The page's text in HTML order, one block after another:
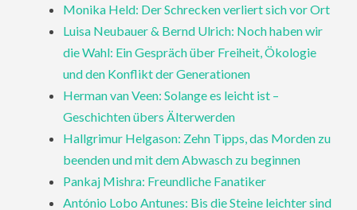
Monika Held: Der Schrecken verliert sich vor Ort
Luisa Neubauer & Bernd Ulrich: Noch haben wir
die Wahl: Ein Gespräch über Freiheit, Ökologie
und den Konflikt der Generationen
Herman van Veen: Solange es leicht ist –
Geschichten übers Älterwerden
Hallgrimur Helgason: Zehn Tipps, das Morden zu
beenden und mit dem Abwasch zu beginnen
Pankaj Mishra: Freundliche Fanatiker
António Lobo Antunes: Bis die Steine leichter sind